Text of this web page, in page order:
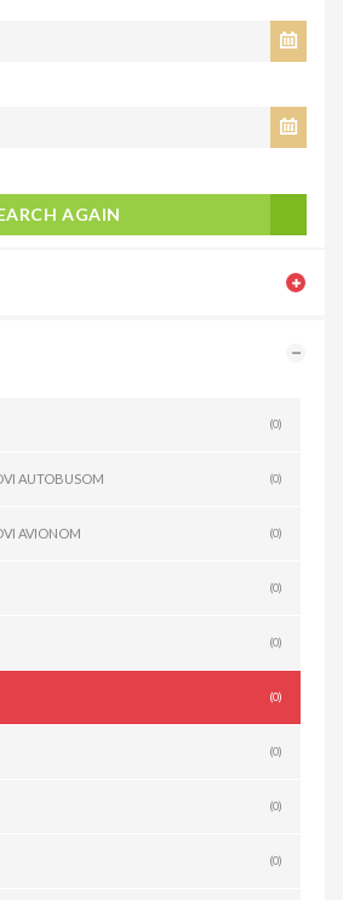
AGAIN
(0)
AUTOBUSOM (0)
AVIONOM (0)
(0)
(0)
(0)
(0)
(0)
(0)